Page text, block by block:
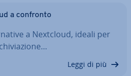
a confronto
a Nextcloud, ideali per
Leggi di più